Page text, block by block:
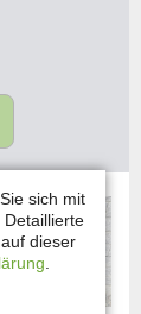
sich mit
dieser